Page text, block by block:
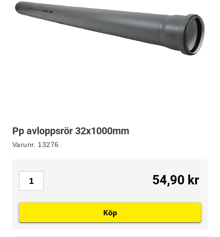
Pp avloppsrör 32x1000mm
Varunr. 13276
54,90 kr
Köp